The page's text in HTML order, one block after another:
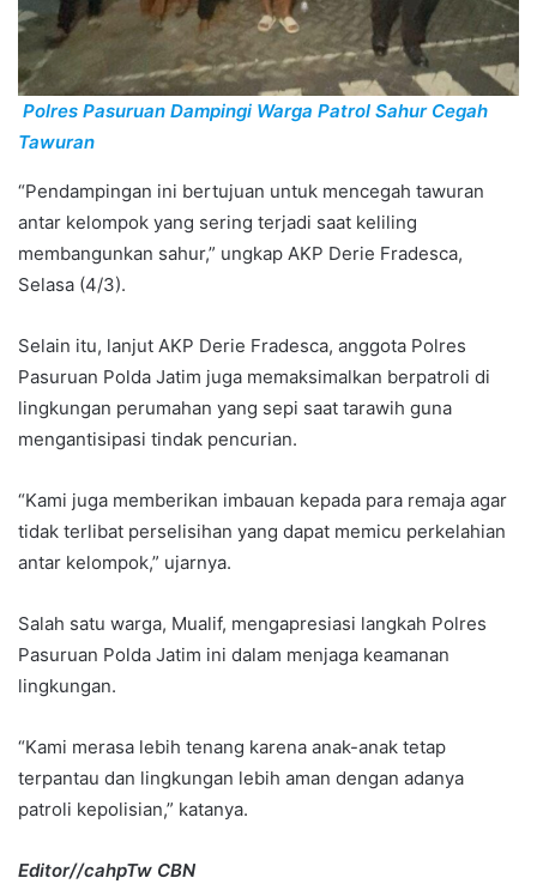
Polres Pasuruan Dampingi Warga Patrol Sahur Cegah
Tawuran
“Pendampingan ini bertujuan untuk mencegah tawuran
antar kelompok yang sering terjadi saat keliling
membangunkan sahur,” ungkap AKP Derie Fradesca,
Selasa (4/3).
Selain itu, lanjut AKP Derie Fradesca, anggota Polres
Pasuruan Polda Jatim juga memaksimalkan berpatroli di
lingkungan perumahan yang sepi saat tarawih guna
mengantisipasi tindak pencurian.
“Kami juga memberikan imbauan kepada para remaja agar
tidak terlibat perselisihan yang dapat memicu perkelahian
antar kelompok,” ujarnya.
Salah satu warga, Mualif, mengapresiasi langkah Polres
Pasuruan Polda Jatim ini dalam menjaga keamanan
lingkungan.
“Kami merasa lebih tenang karena anak-anak tetap
terpantau dan lingkungan lebih aman dengan adanya
patroli kepolisian,” katanya.
Editor//cahpTw CBN